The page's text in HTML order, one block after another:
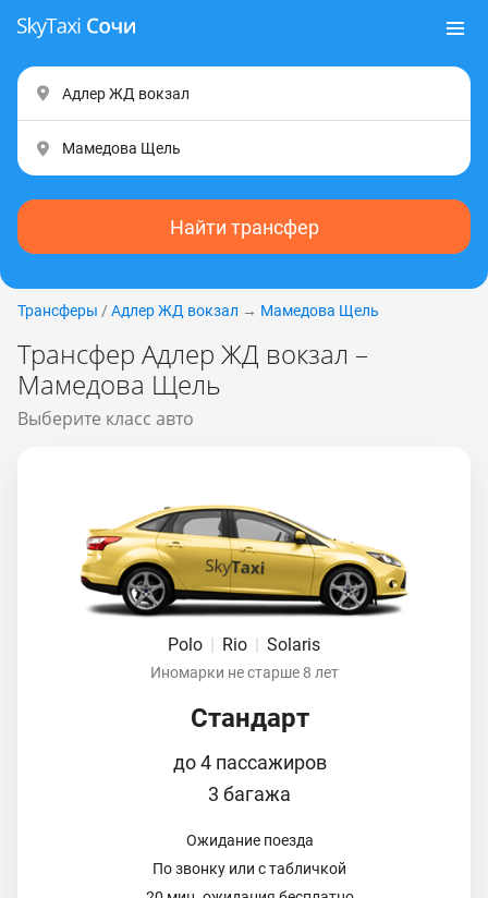
Найти трансфер
Трансферы / Адлер ЖД вокзал → Мамедова Щель
Трансфер Адлер ЖД вокзал –
Мамедова Щель
Выберите класс авто
Polo | Rio | Solaris
Иномарки не старше 8 лет
Стандарт
до 4 пассажиров
3 багажа
Ожидание поезда
По звонку или с табличкой